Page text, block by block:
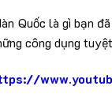
Quốc là gì bạn
công dụng